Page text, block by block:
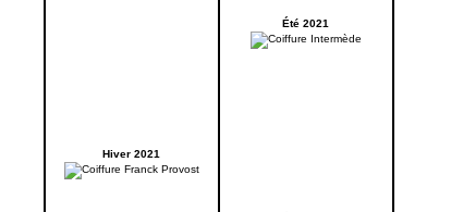
Hiver 2021
Été 2021